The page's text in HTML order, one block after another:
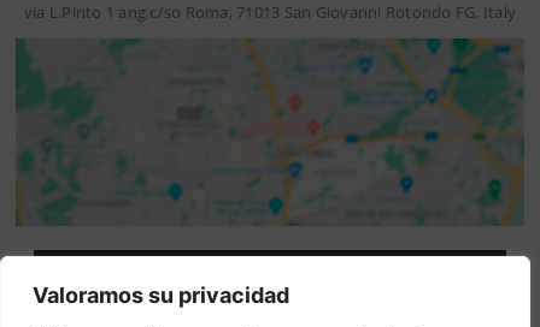
Valoramos su privacidad
via L.Pinto 1 ang.c/so Roma, 71013 San Giovanni Rotondo FG, Italy
Attenzione: questo non è un sito ufficiale. Questo sito
contiene informazioni sull hotel e offre un servizio di